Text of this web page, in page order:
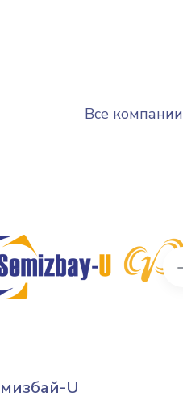
Все компании
U